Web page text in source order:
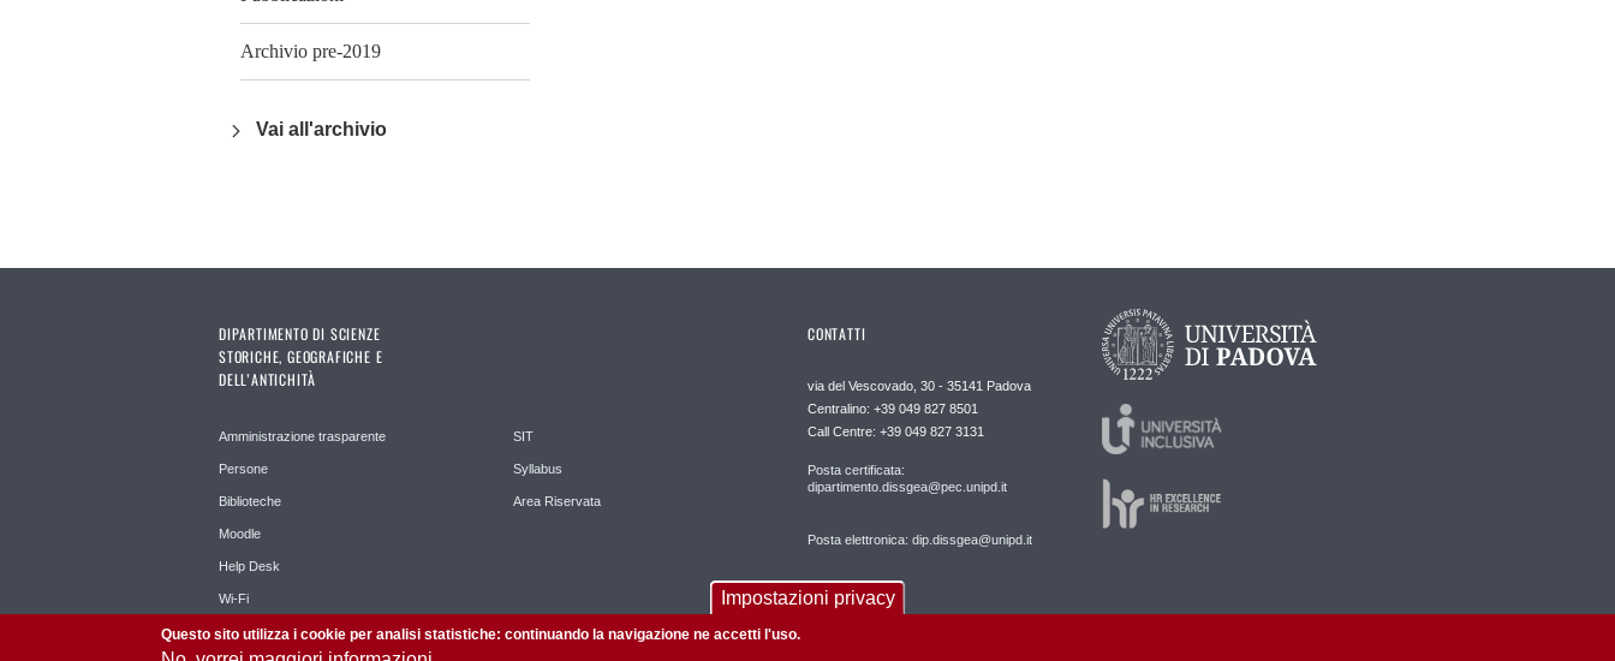
Archivio pre-2019
Vai all'archivio
DIPARTIMENTO DI SCIENZE
STORICHE, GEOGRAFICHE E
DELL’ANTICHITÀ
Amministrazione trasparente
Persone
Biblioteche
Moodle
Help Desk
Wi-Fi
SIT
Syllabus
Area Riservata
CONTATTI
via del Vescovado, 30 - 35141 Padova
Centralino: +39 049 827 8501
Call Centre: +39 049 827 3131
Posta certificata:
dipartimento.dissgea@pec.unipd.it
Posta elettronica: dip.dissgea@unipd.it
Impostazioni privacy
Questo sito utilizza i cookie per analisi statistiche: continuando la navigazione ne accetti l'uso.